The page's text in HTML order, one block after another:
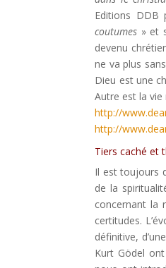
Editions
coutumes » et
devenu
ne va plus
Dieu est une
Autre est la
http://
http://
Tiers caché et
Il est toujours
de la
concernant la
certitudes.
définitive,
Kurt Gödel